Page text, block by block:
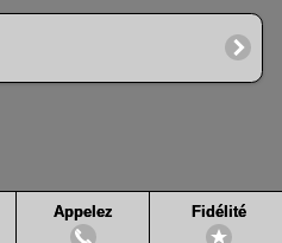
Appelez Fidélité